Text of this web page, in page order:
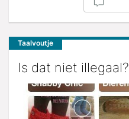
Taalvoutje
Is dat niet illegaal?